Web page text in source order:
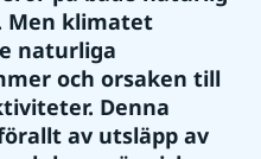
Men klimatet
naturliga
och orsaken till
Denna
av utsläpp av